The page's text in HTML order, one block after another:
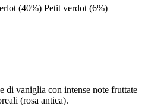
(40%) Petit verdot (6%)
di vaniglia con intense note fruttate
(rosa antica).